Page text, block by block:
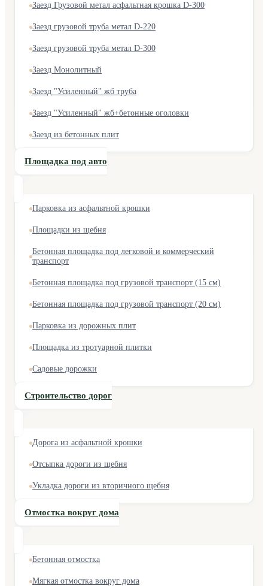
Заезд Грузовой метал асфальтная крошка D-300
Заезд грузовой труба метал D-220
Заезд грузовой труба метал D-300
Заезд Монолитный
Заезд "Усиленный" жб труба
Заезд "Усиленный" жб+бетонные оголовки
Заезд из бетонных плит
Площадка под авто
Парковка из асфальтной крошки
Площадки из щебня
Бетонная площадка под легковой и коммерческий
транспорт
Бетонная площадка под грузовой транспорт (15 см)
Бетонная площадка под грузовой транспорт (20 см)
Парковка из дорожных плит
Площадка из тротуарной плитки
Садовые дорожки
Строительство дорог
Дорога из асфальтной крошки
Отсыпка дороги из щебня
Укладка дороги из вторичного щебня
Отмостка вокруг дома
Бетонная отмостка
Мягкая отмостка вокруг дома